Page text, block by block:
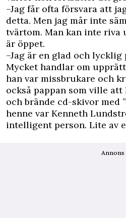
–Jag får ofta försvara att
detta. Men jag mår inte
tvärtom. Man kan inte riva
är öppet.
–Jag är en glad och lycklig
Mycket handlar om
han var missbrukare och
också pappan som ville
och brände cd-skivor med
henne var Kenneth
intelligent person. Lite av
Annons